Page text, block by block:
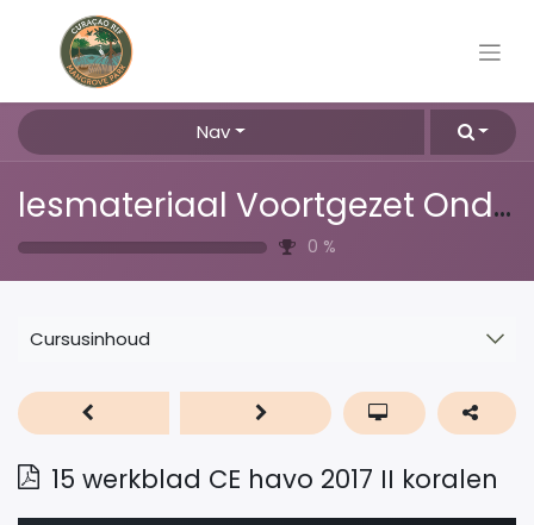
Nav
lesmateriaal Voortgezet Onderwijs
0 %
Cursusinhoud
15 werkblad CE havo 2017 II koralen